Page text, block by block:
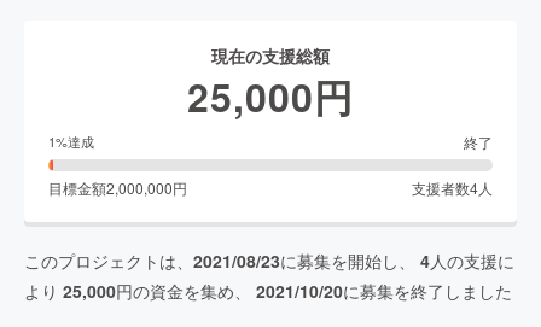
現在の支援総額
25,000円
1%達成 終了
目標金額2,000,000円 支援者数4人
このプロジェクトは、 2021/08/23に募集を開始し、 4人の支援に
より 25,000円の資金を集め、 2021/10/20に募集を終了しました